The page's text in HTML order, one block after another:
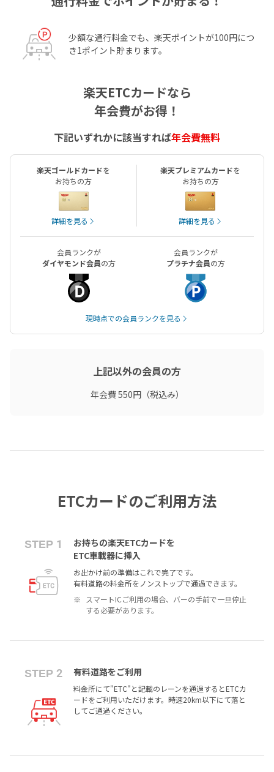
少額な通行料金でも、楽天ポイントが100円につ
き1ポイント貯まります。
楽天ETCカードなら
年会費がお得！
下記いずれかに該当すれば年会費無料
楽天ゴールドカードを
お持ちの方
詳細を見る
楽天プレミアムカードを
お持ちの方
詳細を見る
会員ランクが
ダイヤモンド会員の方
会員ランクが
プラチナ会員の方
現時点での会員ランクを見る
上記以外の会員の方
年会費 550円（税込み）
ETCカードのご利用方法
STEP 1
お持ちの楽天ETCカードを
ETC車載器に挿入
お出かけ前の準備はこれで完了です。
有料道路の料金所をノンストップで通過できます。
スマートICご利用の場合、バーの手前で一旦停止
する必要があります。
STEP 2 有料道路をご利用
料金所にて"ETC"と記載のレーンを通過するとETCカ
ードをご利用いただけます。時速20km以下にて落と
してご通過ください。